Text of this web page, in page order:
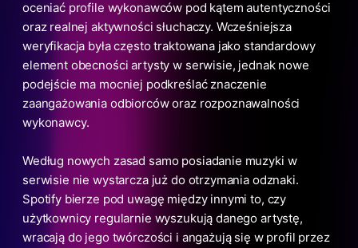
oceniać profile wykonawców pod kątem autentyczności
oraz realnej aktywności słuchaczy. Wcześniejsza
weryfikacja była często traktowana jako standardowy
element obecności artysty w serwisie, jednak nowe
podejście ma mocniej podkreślać znaczenie
zaangażowania odbiorców oraz rozpoznawalności
wykonawcy.
Według nowych zasad samo posiadanie muzyki w
serwisie nie wystarcza już do otrzymania odznaki.
Spotify bierze pod uwagę między innymi to, czy
użytkownicy regularnie wyszukują danego artystę,
wracają do jego twórczości i angażują się w profil przez